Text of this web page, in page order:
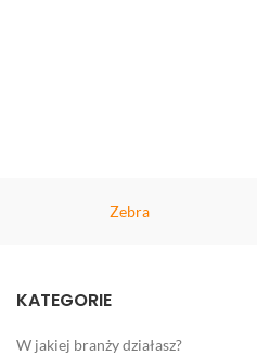
Zebra
KATEGORIE
W jakiej branży działasz?